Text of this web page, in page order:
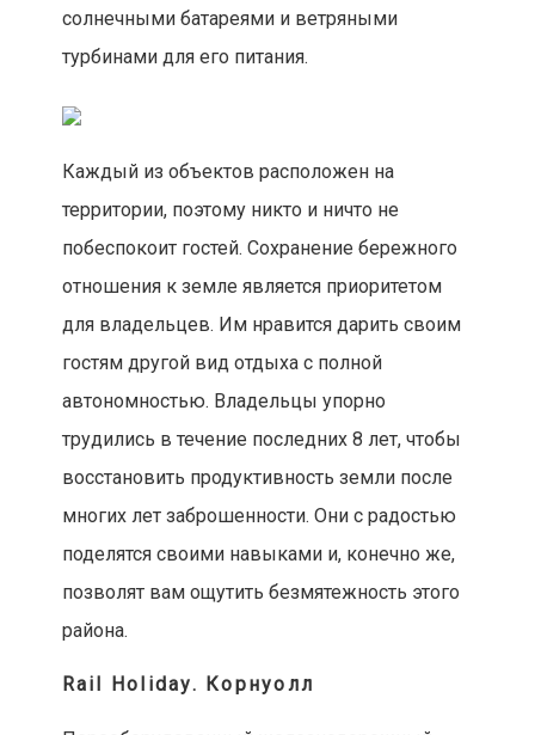
солнечными батареями и ветряными
турбинами для его питания.
Каждый из объектов расположен на
территории, поэтому никто и ничто не
побеспокоит гостей. Сохранение бережного
отношения к земле является приоритетом
для владельцев. Им нравится дарить своим
гостям другой вид отдыха с полной
автономностью. Владельцы упорно
трудились в течение последних 8 лет, чтобы
восстановить продуктивность земли после
многих лет заброшенности. Они с радостью
поделятся своими навыками и, конечно же,
позволят вам ощутить безмятежность этого
района.
Rail Holiday. Корнуолл